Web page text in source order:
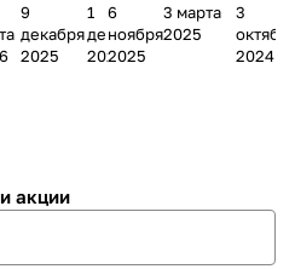
о
магаз
9
декабря
2025
а
н
1
декабря
2025
ина в
г.
6
ноября
2025
ного
салона
3 марта
2025
ели
пер
3
2024
акции